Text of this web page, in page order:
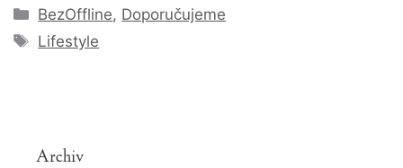
Rubriky
BezOffline, Doporučujeme
Štítky
Lifestyle
Archiv